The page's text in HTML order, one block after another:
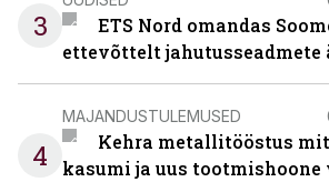
3
ETS Nord omandas
ettevõttelt jahutusseadmete
4
MAJANDUSTULEMUSED
Kehra metallitööstus
kasumi ja uus tootmishoone